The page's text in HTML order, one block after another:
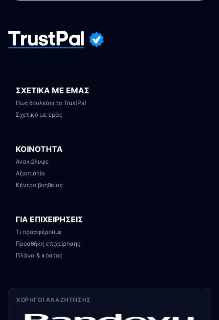
ΣΧΕΤΙΚΑ ΜΕ ΕΜΑΣ
Πως δουλεύει το TrustPal
Σχετικά με εμάς
ΚΟΙΝΟΤΗΤΑ
Ανακάλυψε
Αξιοπιστία
Κέντρο βοηθείας
ΓΙΑ ΕΠΙΧΕΙΡΗΣΕΙΣ
Τι προσφέρουμε
Προσθήκη επιχείρησης
Πλάνα & κόστος
ΧΟΡΗΓΟΊ ΑΝΑΖΉΤΗΣΗΣ